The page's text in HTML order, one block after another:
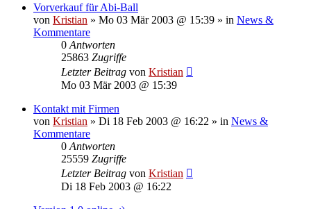
Vorverkauf für Abi-Ball
von Kristian » Mo 03 Mär 2003 @ 15:39 » in News &
Kommentare
0 Antworten
25863 Zugriffe
Letzter Beitrag von Kristian
Mo 03 Mär 2003 @ 15:39
Kontakt mit Firmen
von Kristian » Di 18 Feb 2003 @ 16:22 » in News &
Kommentare
0 Antworten
25559 Zugriffe
Letzter Beitrag von Kristian
Di 18 Feb 2003 @ 16:22